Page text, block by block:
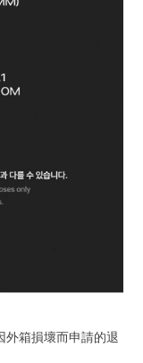
箱損壞而申請的退